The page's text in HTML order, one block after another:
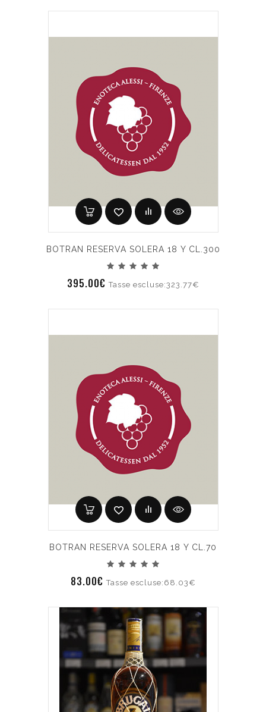
BOTRAN RESERVA SOLERA 18 Y CL.300
395.00€Tasse escluse:323.77€
BOTRAN RESERVA SOLERA 18 Y CL.70
83.00€Tasse escluse:68.03€